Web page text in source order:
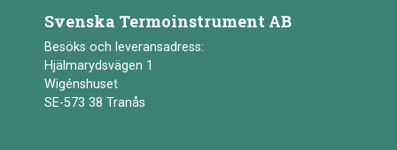
Svenska Termoinstrument AB
Besöks och leveransadress:
Hjälmarydsvägen 1
Wigénshuset
SE-573 38 Tranås